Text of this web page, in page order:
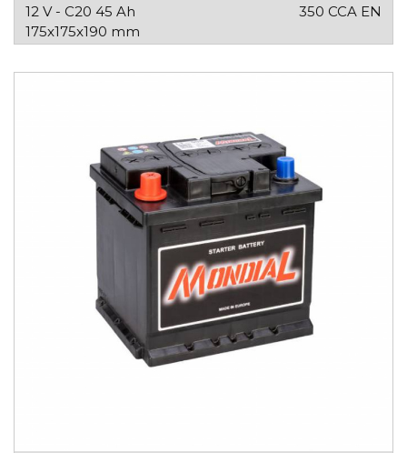
12 V - C20 45 Ah
350 CCA EN
175x175x190 mm